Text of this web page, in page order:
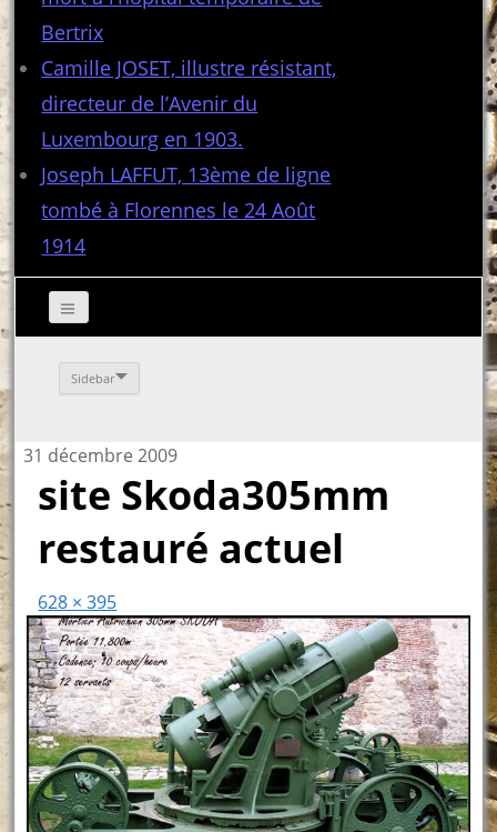
Bertrix
Camille JOSET, illustre résistant,
directeur de l’Avenir du
Luxembourg en 1903.
Joseph LAFFUT, 13ème de ligne
tombé à Florennes le 24 Août
1914
Sidebar
31 décembre 2009
site Skoda305mm
restauré actuel
628 × 395